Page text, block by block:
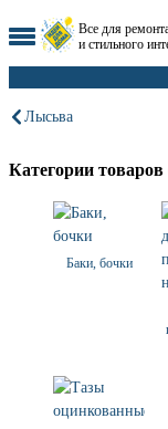
Все для
и стильного
Лысьва
Категории
Баки, бочки